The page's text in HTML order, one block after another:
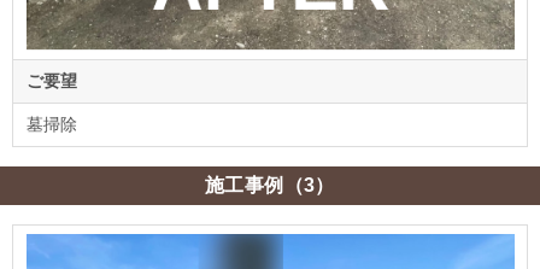
ご要望
墓掃除
施工事例（3）